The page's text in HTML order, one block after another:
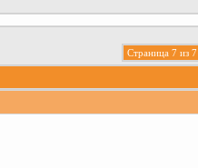
Страница 7 из 7